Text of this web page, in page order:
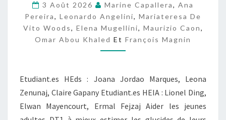
B
’
H
I
T
3 Août 2026 Marine Capallera, Ana
Pereira, Leonardo Angelini, Mariateresa De
Vito Woods, Elena Mugellini, Maurizio Caon,
Omar Abou Khaled Et François Magnin
Etudiant.es HEds : Joana Jordao Marques, Leona
Zenunaj, Claire Gapany Etudiant.es HEIA : Lionel Ding,
Elwan Mayencourt, Ermal Fejzaj Aider les jeunes